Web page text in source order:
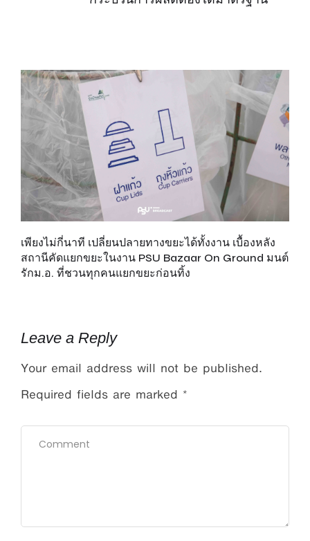
เพียงไม่กี่นาที เปลี่ยนปลายทางขยะได้ทั้งงาน เบื้องหลัง
สถานีคัดแยกขยะในงาน PSU Bazaar On Ground มนต์
รักม.อ. ที่ชวนทุกคนแยกขยะก่อนทิ้ง
Leave a Reply
Your email address will not be published.
Required fields are marked *